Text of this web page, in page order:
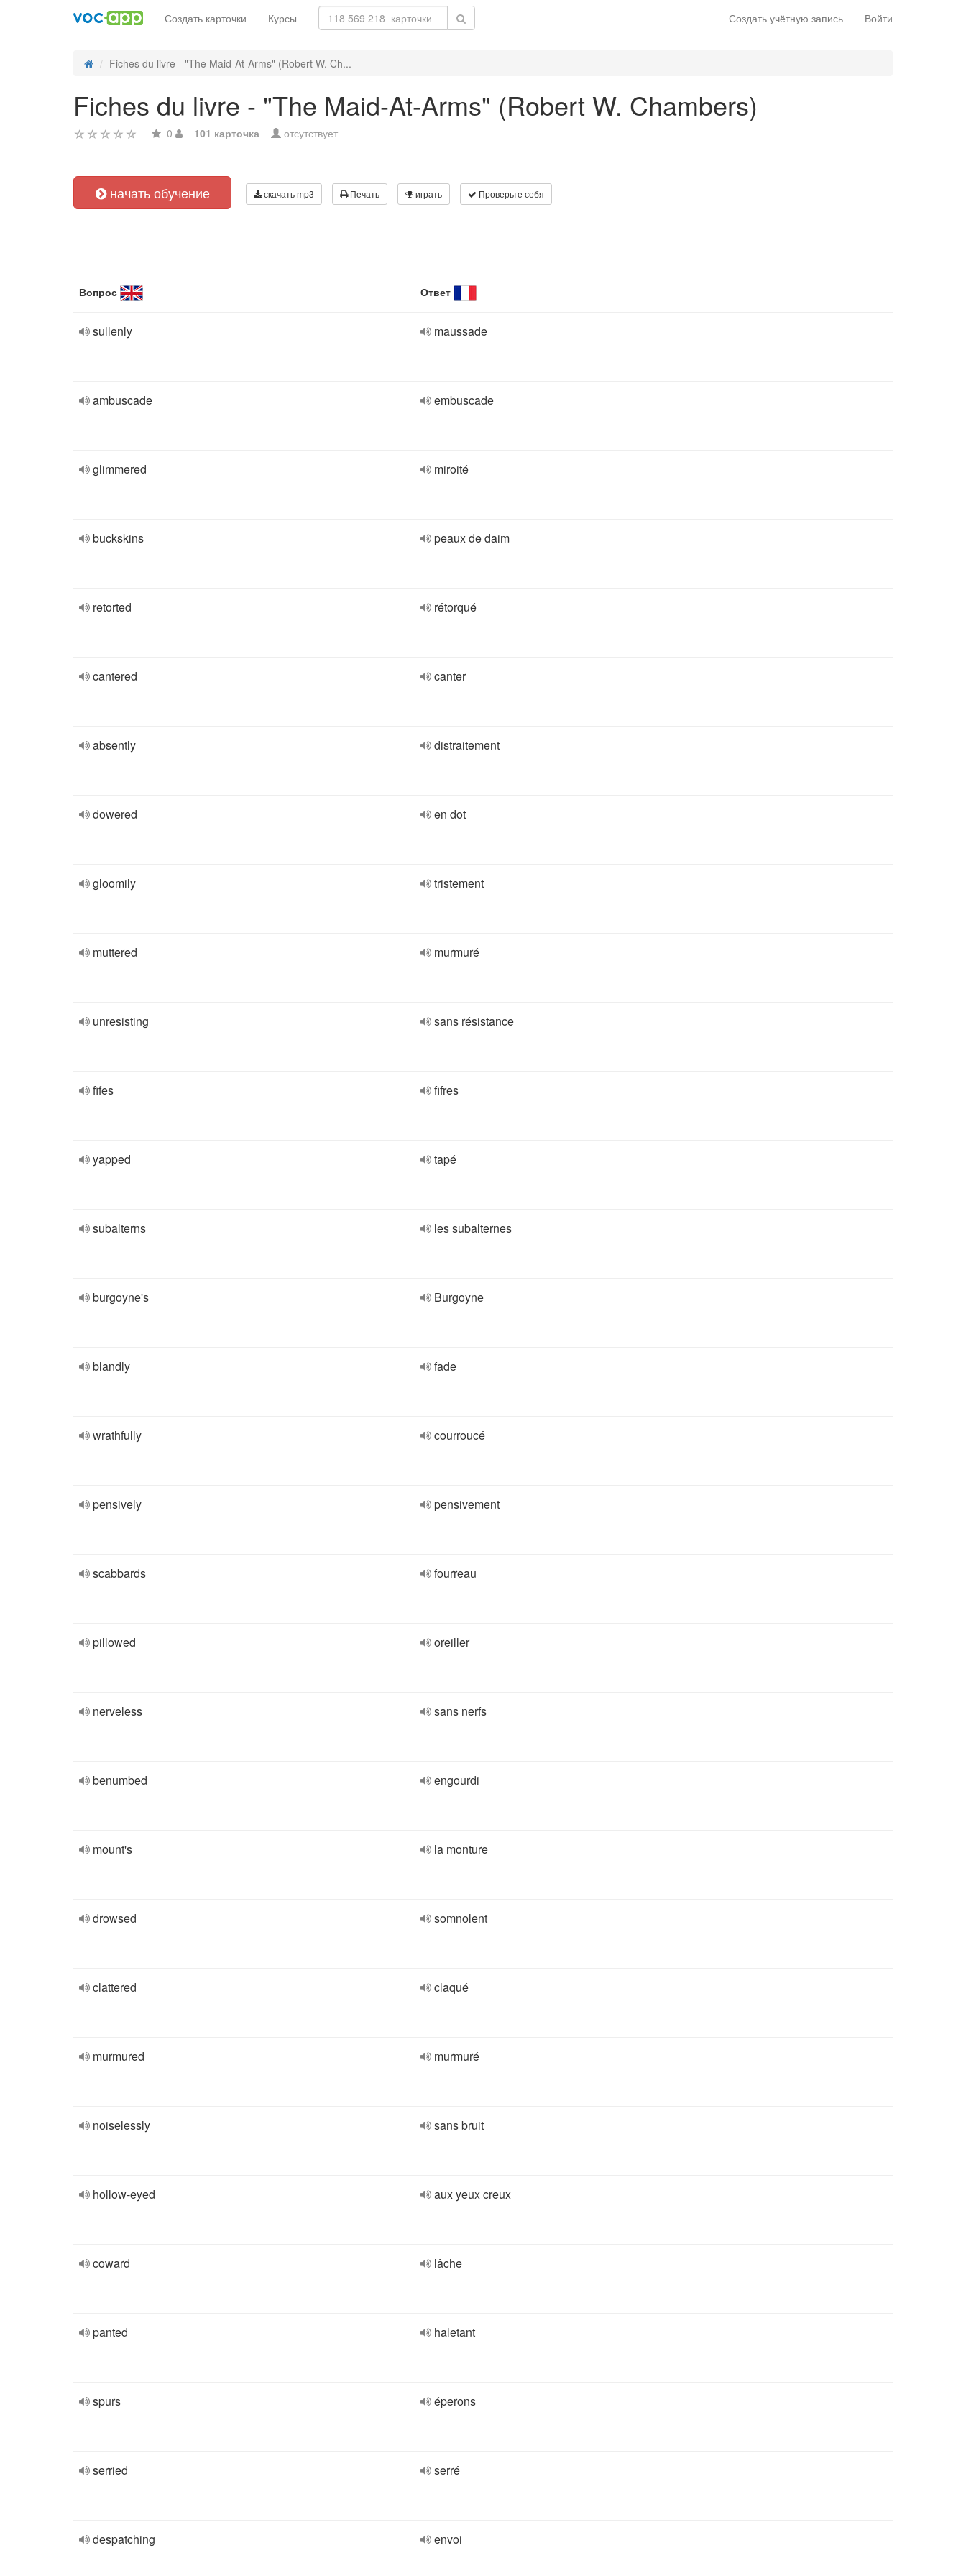
Создать учётную запись Войти
Создать карточки Курсы
Fiches du livre - "The Maid-At-Arms" (Robert W. Ch...
Fiches du livre - "The Maid-At-Arms" (Robert W. Chambers)
0 101 карточка отсутствует
начать обучение скачать mp3 Печать играть Проверьте себя
Вопрос Ответ
sullenly maussade
ambuscade embuscade
glimmered miroité
buckskins peaux de daim
retorted rétorqué
cantered canter
absently distraitement
dowered en dot
gloomily tristement
muttered murmuré
unresisting sans résistance
fifes fifres
yapped tapé
subalterns les subalternes
burgoyne's Burgoyne
blandly fade
wrathfully courroucé
pensively pensivement
scabbards fourreau
pillowed oreiller
nerveless sans nerfs
benumbed engourdi
mount's la monture
drowsed somnolent
clattered claqué
murmured murmuré
noiselessly sans bruit
hollow-eyed aux yeux creux
coward lâche
panted haletant
spurs éperons
serried serré
despatching envoi